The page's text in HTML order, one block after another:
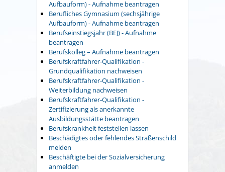
Aufbauform) - Aufnahme beantragen
Berufliches Gymnasium (sechsjährige
Aufbauform) - Aufnahme beantragen
Berufseinstiegsjahr (BEJ) - Aufnahme
beantragen
Berufskolleg – Aufnahme beantragen
Berufskraftfahrer-Qualifikation -
Grundqualifikation nachweisen
Berufskraftfahrer-Qualifikation -
Weiterbildung nachweisen
Berufskraftfahrer-Qualifikation -
Zertifizierung als anerkannte
Ausbildungsstätte beantragen
Berufskrankheit feststellen lassen
Beschädigtes oder fehlendes Straßenschild
melden
Beschäftigte bei der Sozialversicherung
anmelden